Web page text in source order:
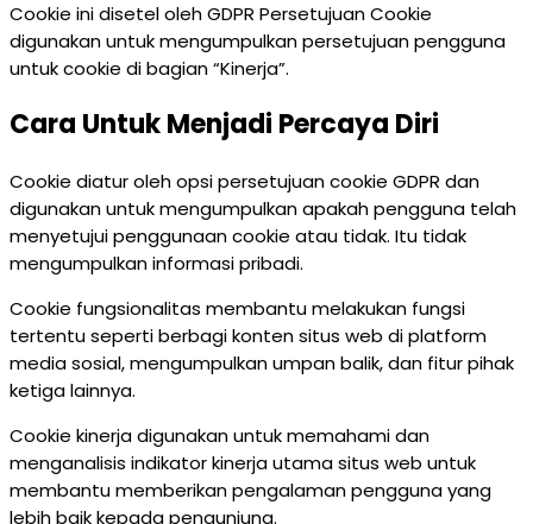
Cookie ini disetel oleh GDPR Persetujuan Cookie
digunakan untuk mengumpulkan persetujuan pengguna
untuk cookie di bagian “Kinerja”.
Cara Untuk Menjadi Percaya Diri
Cookie diatur oleh opsi persetujuan cookie GDPR dan
digunakan untuk mengumpulkan apakah pengguna telah
menyetujui penggunaan cookie atau tidak. Itu tidak
mengumpulkan informasi pribadi.
Cookie fungsionalitas membantu melakukan fungsi
tertentu seperti berbagi konten situs web di platform
media sosial, mengumpulkan umpan balik, dan fitur pihak
ketiga lainnya.
Cookie kinerja digunakan untuk memahami dan
menganalisis indikator kinerja utama situs web untuk
membantu memberikan pengalaman pengguna yang
lebih baik kepada pengunjung.